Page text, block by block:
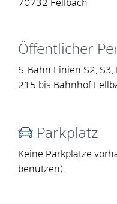
70732 Fellbach
Öffentlicher
S-Bahn Linien S2,
215 bis Bahnhof
Parkplatz
Keine Parkplätze
benutzen).